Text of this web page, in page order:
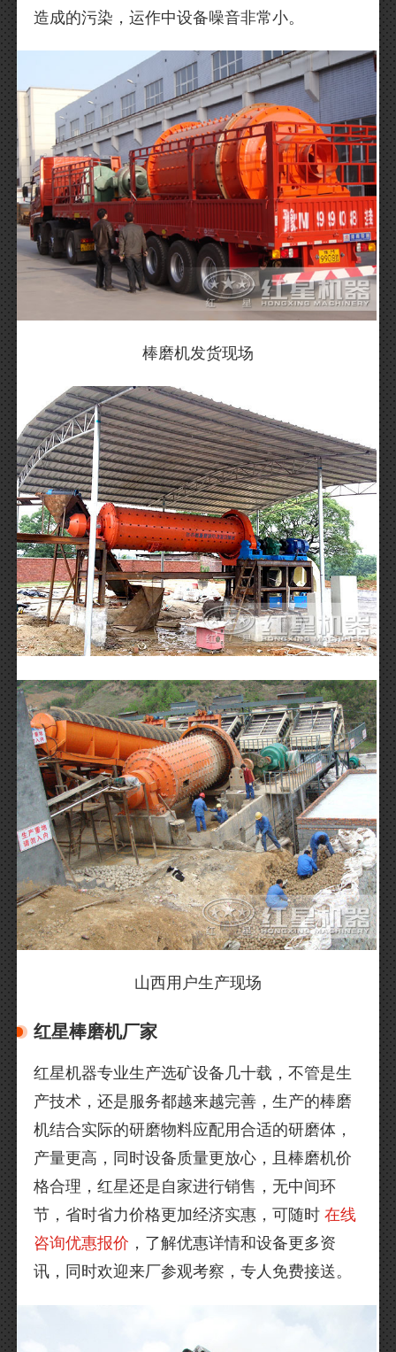
造成的污染，运作中设备噪音非常小。
棒磨机发货现场
山西用户生产现场
红星棒磨机厂家
红星机器专业生产选矿设备几十载，不管是生
产技术，还是服务都越来越完善，生产的棒磨
机结合实际的研磨物料应配用合适的研磨体，
产量更高，同时设备质量更放心，且棒磨机价
格合理，红星还是自家进行销售，无中间环
节，省时省力价格更加经济实惠，可随时在线
咨询优惠报价 ，了解优惠详情和设备更多资
讯，同时欢迎来厂参观考察，专人免费接送。